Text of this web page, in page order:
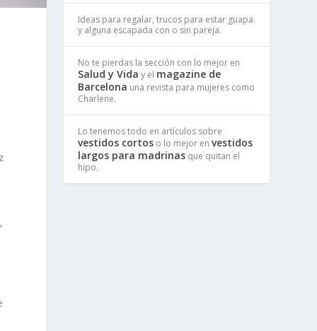
Ideas para regalar, trucos para estar guapa
y alguna escapada con o sin pareja.
No te pierdas la sección con lo mejor en
Salud y Vida y el magazine de
Barcelona una revista para mujeres como
Charlene.
Lo tenemos todo en artículos sobre
vestidos cortos o lo mejor envestidos
largos para madrinas que quitan el
hipo.